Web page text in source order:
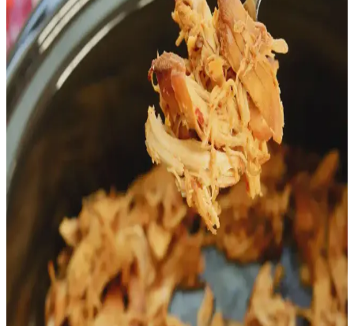
Evde McDonald's Ranch Snack Wrap Tarifi:
Sağlıklı ve Lezzetli Alternatif
Evde hazırlanan ranch snack wrap, McDonald's versiyonuna göre
daha lezzetli ve sağlıklı bir fast food alternatifi sunar. Doğru
malzemeler ve baharatlarla kişisel damak tadına uygun tarifler
oluşturulabilir.
Toplu Alımla Rotisserie Tavuk ve Stok Yapımı:
Ekonomik, Pratik ve Lezzetli Yöntemler
Rotisserie tavukların toplu alımı, vakumlu paketleme ve stok yapımı
yöntemleriyle ekonomik ve pratik saklama çözümleri sunar. Artıkları
değerlendirmek ve gıda israfını azaltmak mümkündür.
Tavuk Yıkama Alışkanlığı: Kültürel Nedenler,
Hijyen Riskleri ve Gıda Güvenliği
Tavuk yıkama alışkanlığı, kültürel ve pratik nedenlerle yaygın olsa
da, hijyen riskleri ve bakteriyel yayılım tartışmaları gündemdedir.
Doğru pişirme ve temizlik önlemleri önemlidir.